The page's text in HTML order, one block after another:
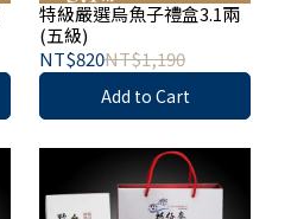
特級嚴選烏魚子禮盒3.1兩
(五級)
NT$820NT$1,190
Add to Cart